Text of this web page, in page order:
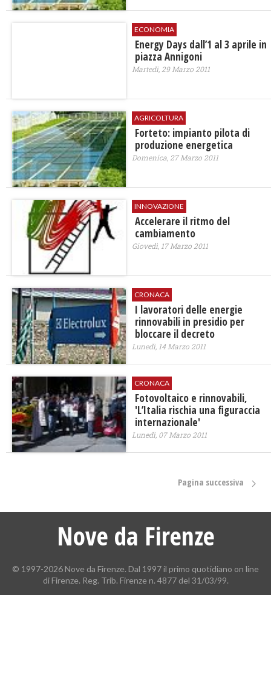
ECONOMIA
Energy Days dall’1 al 3 aprile in
piazza Annigoni
Martedì, 29 Marzo 2011
AGRICOLTURA
Forteto: impianto pilota di
produzione energetica
Domenica, 27 Marzo 2011
INNOVAZIONE
Accelerare il ritmo del
cambiamento
Giovedì, 17 Marzo 2011
CRONACA
I lavoratori delle energie
rinnovabili in presidio per
bloccare il decreto
Lunedì, 14 Marzo 2011
CRONACA
Fotovoltaico e rinnovabili,
'L’Italia rischia una figuraccia
internazionale'
Lunedì, 07 Marzo 2011
Pagina successiva
Nove da Firenze
© 1997-2026 Nove da Firenze. Dal 1997 il primo quotidiano on line
di Firenze. Reg. Trib. Firenze n. 4877 del 31/03/99.